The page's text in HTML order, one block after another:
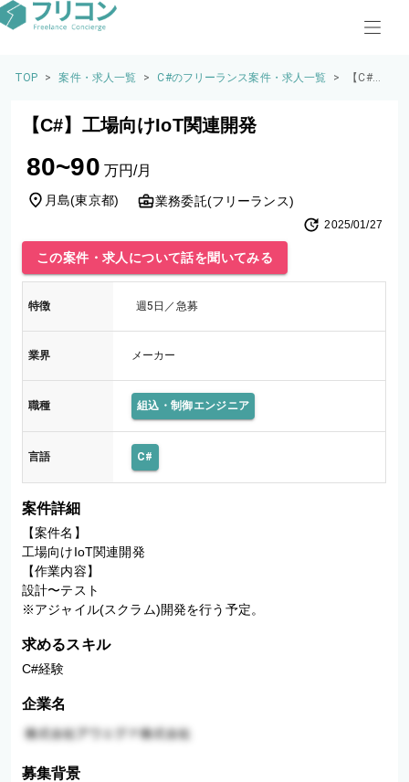
TOP > 案件・求人一覧 > C#のフリーランス案件・求人一覧 >
【C#】
【C#】工場向けIoT関連開発
80~90 万円/月
月島(東京都) 業務委託(フリーランス)
2025/01/27
この案件・求人について話を聞いてみる
特徴 週5日／急募
業界 メーカー
職種 組込・制御エンジニア
言語 C#
案件詳細
【案件名】
工場向けIoT関連開発
【作業内容】
設計〜テスト
求めるスキル
C#経験
企業名
募集背景